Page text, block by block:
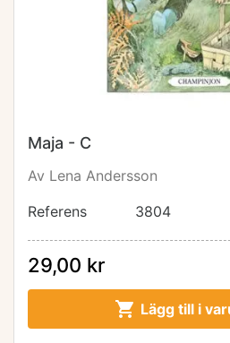
Maja - C
Av Lena Andersson
Referens
3804
29,00 kr
 Lägg till i